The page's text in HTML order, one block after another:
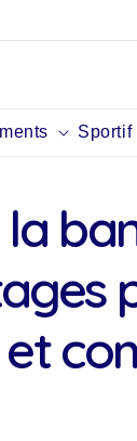
Sportif